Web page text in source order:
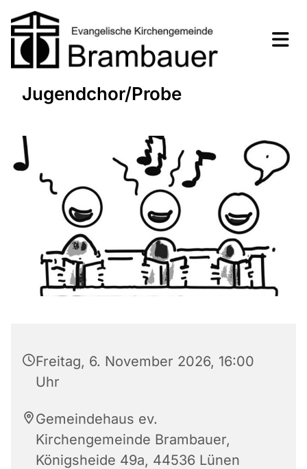
Jugendchor/Probe
Freitag, 6. November 2026, 16:00
Uhr
Gemeindehaus ev.
Kirchengemeinde Brambauer,
Königsheide 49a, 44536 Lünen